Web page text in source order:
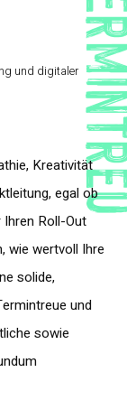
Kreativität
egal ob
Roll-Out
wie wertvoll Ihre
solide,
und
sowie